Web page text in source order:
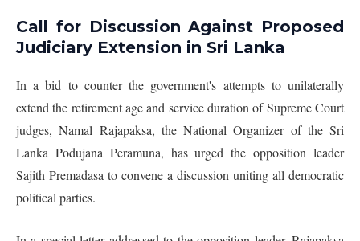
Call for Discussion Against Proposed
Judiciary Extension in Sri Lanka
In a bid to counter the government's attempts to unilaterally
extend the retirement age and service duration of Supreme Court
judges, Namal Rajapaksa, the National Organizer of the Sri
Lanka Podujana Peramuna, has urged the opposition leader
Sajith Premadasa to convene a discussion uniting all democratic
political parties.